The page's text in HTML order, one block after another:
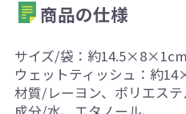
商品の仕様
サイズ/袋：約14.5×8×1cm
ウェットティッシュ：約
材質/レーヨン、ポリエステ